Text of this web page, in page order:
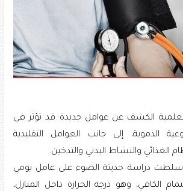
الكشف عن عوامل جديدة قد تؤثر في
الدموية، إلى جانب العوامل التقليدية
الغذائي والنشاط البدني والتدخين.
سلطت دراسة حديثة الضوء على عامل يومي
الكافي، وهو درجة الحرارة داخل المنازل،